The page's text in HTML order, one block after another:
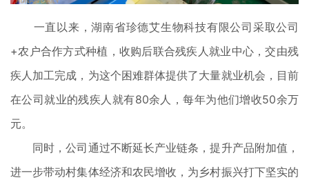
一直以来，湖南省珍德艾生物科技有限公司采取公司
+农户合作方式种植，收购后联合残疾人就业中心，交由残
疾人加工完成，为这个困难群体提供了大量就业机会，目前
在公司就业的残疾人就有80余人，每年为他们增收50余万
元。
同时，公司通过不断延长产业链条，提升产品附加值，
进一步带动村集体经济和农民增收，为乡村振兴打下坚实的